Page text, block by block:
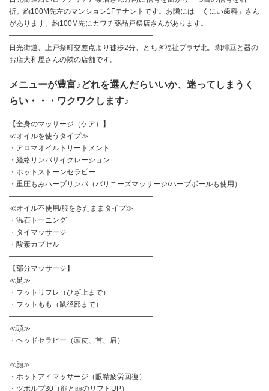
折。約100M先左のマンション1Fテナントです。お隣には「くにい歯科」さん
があります。約100M先にカワチ薬品戸祭店さんがあります。
――――――――――――――――――――
日光街道、上戸祭町交差点より徒歩2分、とちぎ福祉プラザ北。珈琲豆と器の
お店大和屋さんの隣の店舗です。
メニューが豊富♪どれを選んだらいいか、迷ってしまうく
らい・・・ワクワクします♪
【全身のマッサージ（ケア）】
≪オイルを使うタイプ≫
・アロマオイルトリートメント
・経絡リンパサイクレーション
・ホットストーンセラピー
・重圧もみハーブリンパ（バリニーズマッサージ/ハーブボールも使用）
――――――――――――――――――――
≪オイル不使用/服をきたままタイプ≫
・温石トーニング
・タイマッサージ
・酸素カプセル
――――――――――――――――――――
【部分マッサージ】
≪足≫
・フットリフレ（ひざ上まで）
・フットもも（鼠径部まで）
――――――――――――――――――――
≪頭≫
・ヘッドセラピー（頭皮、首、肩）
――――――――――――――――――――
≪顔≫
・ホットアイマッサージ（眼精疲労回復）
・ツボルプ30（顔と頭のリフトUP）